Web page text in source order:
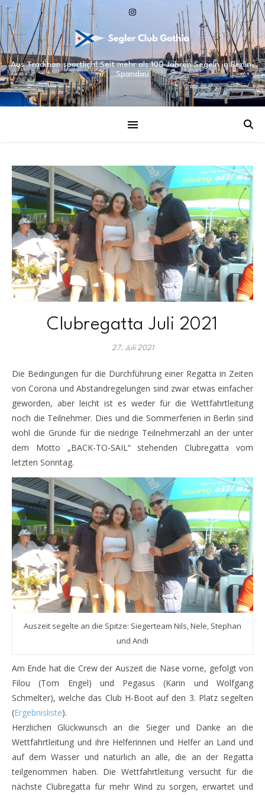
Aus Tradition sportlich! Seit mehr als 100 Jahren Segeln in Berlin-
Spandau
Clubregatta Juli 2021
27. Juli 2021
Die Bedingungen für die Durchführung einer Regatta in Zeiten
von Corona und Abstandregelungen sind zwar etwas einfacher
geworden, aber leicht ist es weder für die Wettfahrtleitung
noch die Teilnehmer. Dies und die Sommerferien in Berlin sind
wohl die Gründe für die niedrige Teilnehmerzahl an der unter
dem Motto „BACK-TO-SAIL“ stehenden Clubregatta vom
letzten Sonntag.
Auszeit segelte an die Spitze: Siegerteam Nils, Nele, Stephan
und Andi
Am Ende hat die Crew der Auszeit die Nase vorne, gefolgt von
Filou (Tom Engel) und Pegasus (Karin und Wolfgang
Schmelter), welche das Club H-Boot auf den 3. Platz segelten
(Ergebnisliste).
Herzlichen Glückwunsch an die Sieger und Danke an die
Wettfahrtleitung und ihre Helferinnen und Helfer an Land und
auf dem Wasser und natürlich an alle, die an der Regatta
teilgenommen haben. Die Wettfahrtleitung versucht für die
nächste Clubregatta für mehr Wind zu sorgen, erwartet und